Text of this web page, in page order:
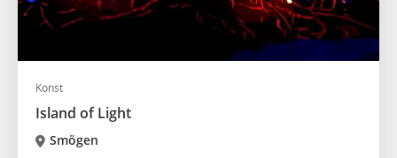
Konst
Island of Light
Smögen